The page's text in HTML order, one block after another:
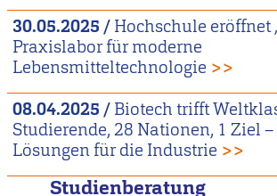
30.05.2025 / Hochschule eröffnet
Praxislabor für moderne
Lebensmitteltechnologie >>
08.04.2025 / Biotech trifft
Studierende, 28 Nationen, 1 Ziel –
Lösungen für die Industrie >>
Studienberatung